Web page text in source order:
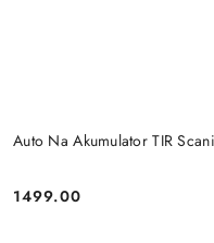
Auto Na Akumulator TIR
Cena:
1499.00